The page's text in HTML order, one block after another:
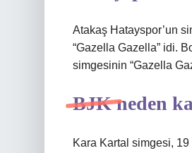
Atakaş Hatayspor’un
“Gazella Gazella” idi.
simgesinin “Gazella
BJK neden
Kara Kartal simgesi, 19